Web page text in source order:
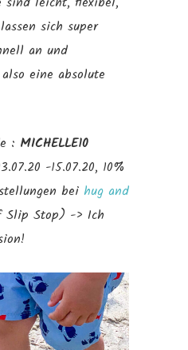
sich super
an und
eine absolute
: MICHELLE10
-15.07.20, 10%
bei hug and
Slip Stop) -> Ich